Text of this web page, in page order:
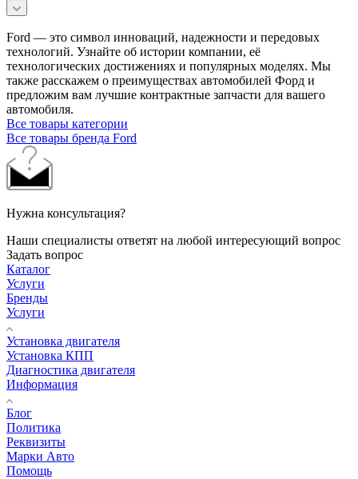
Ford — это символ инноваций, надежности и передовых
технологий. Узнайте об истории компании, её
технологических достижениях и популярных моделях. Мы
также расскажем о преимуществах автомобилей Форд и
предложим вам лучшие контрактные запчасти для вашего
автомобиля.
Все товары категории
Все товары бренда Ford
Нужна консультация?
Наши специалисты ответят на любой интересующий вопрос
Задать вопрос
Каталог
Услуги
Бренды
Услуги
Установка двигателя
Установка КПП
Диагностика двигателя
Информация
Блог
Политика
Реквизиты
Марки Авто
Помощь